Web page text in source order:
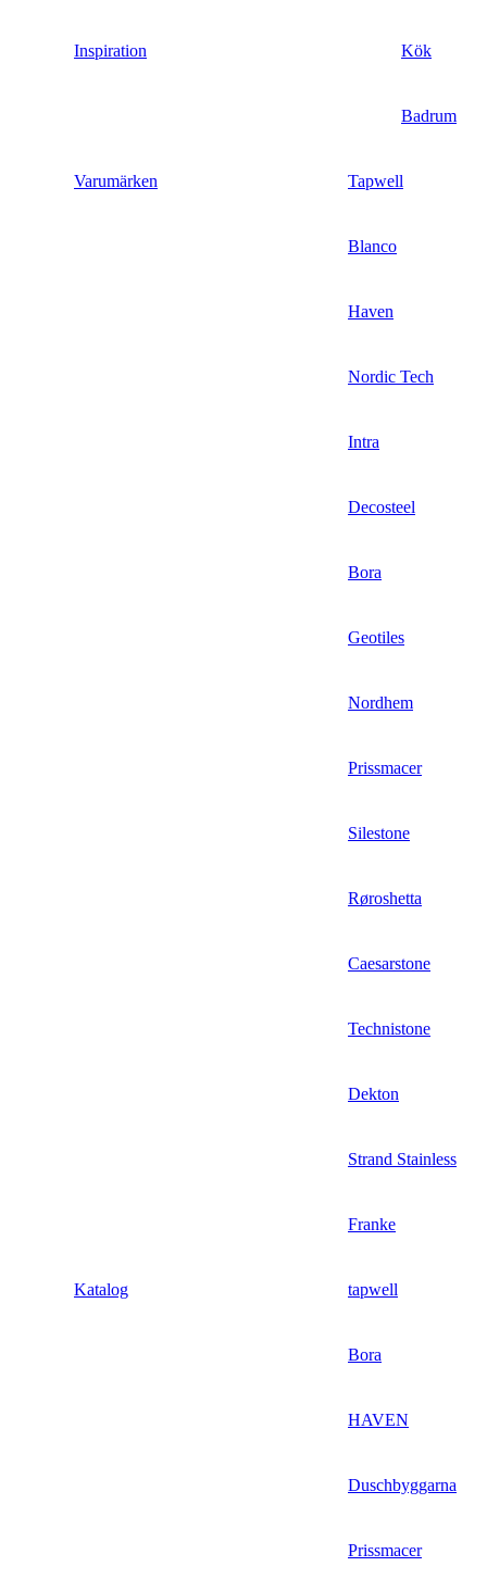
Inspiration Kök
Badrum
Varumärken Tapwell
Blanco
Haven
Nordic Tech
Intra
Decosteel
Bora
Geotiles
Nordhem
Prissmacer
Silestone
Røroshetta
Caesarstone
Technistone
Dekton
Strand Stainless
Franke
Katalog tapwell
Bora
HAVEN
Duschbyggarna
Prissmacer